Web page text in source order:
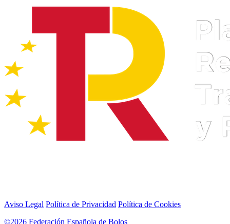
Aviso Legal Política de Privacidad Política de Cookies
©2026 Federación Española de Bolos